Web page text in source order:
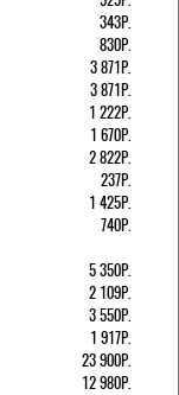
343Р.
830Р.
3 871Р.
3 871Р.
1 222Р.
1 670Р.
2 822Р.
237Р.
1 425Р.
740Р.
5 350Р.
2 109Р.
3 550Р.
1 917Р.
23 900Р.
12 980Р.